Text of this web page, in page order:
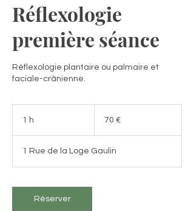
Réflexologie
première séance
Réflexologie plantaire ou palmaire et
faciale-crânienne.
1 h 70 €
1 Rue de la Loge Gaulin
Réserver